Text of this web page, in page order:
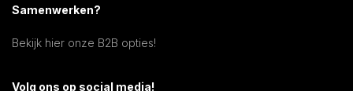
Samenwerken?
Bekijk hier onze B2B opties!
Volg ons op social media!